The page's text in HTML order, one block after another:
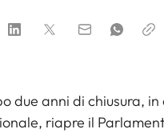
due anni di chiusura,
riapre il